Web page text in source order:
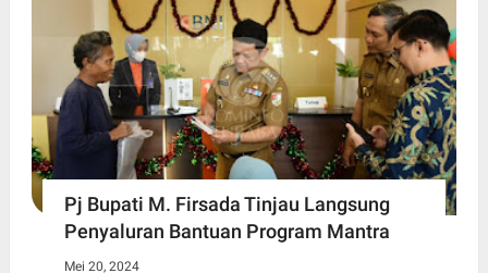
Pj Bupati M. Firsada Tinjau Langsung
Penyaluran Bantuan Program Mantra
Mei 20, 2024